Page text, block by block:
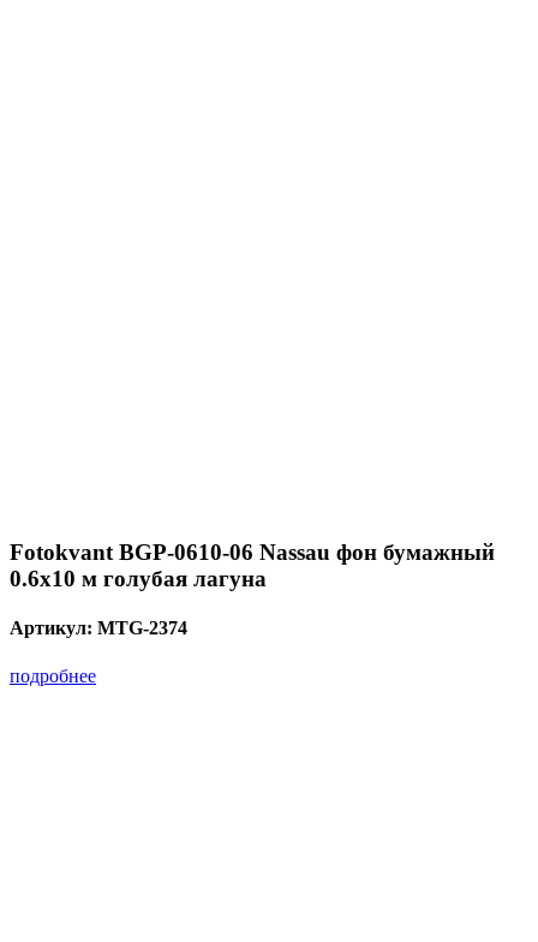
Fotokvant BGP-0610-06 Nassau фон бумажный
0.6х10 м голубая лагуна
Артикул: MTG-2374
подробнее